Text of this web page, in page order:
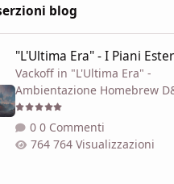
blog
"L'Ultima Era" - I Piani
Vackoffin "L'Ultima Era" -
Ambientazione Homebrew
0 Commenti
764 Visualizzazioni